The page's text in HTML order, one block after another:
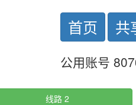
首页 共
公用账号
线路 2